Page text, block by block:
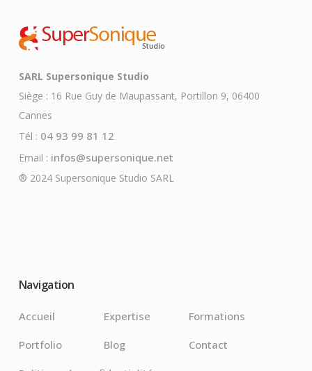
SARL Supersonique Studio
Siège : 16 Rue Guy de Maupassant, Portillon 9, 06400
Cannes
Tél : 04 93 99 81 12
Email : infos@supersonique.net
® 2024 Supersonique Studio SARL
Navigation
Accueil Expertise Formations
Portfolio Blog Contact